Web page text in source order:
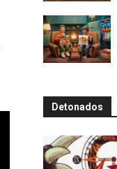
Detonados